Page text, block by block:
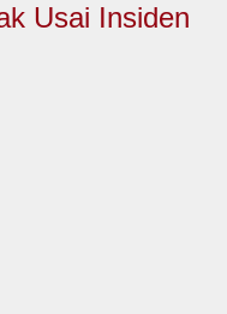
Usai Insiden